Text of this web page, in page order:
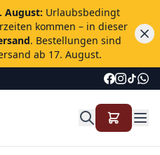
August: Urlaubsbedingt
kommen – in dieser
. Bestellungen sind
ab 17. August.